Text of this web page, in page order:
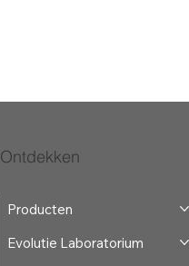
Ontdekken
Producten
Evolutie Laboratorium